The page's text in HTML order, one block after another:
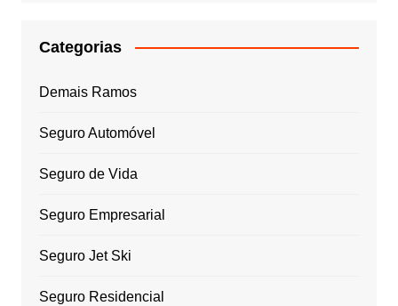
Categorias
Demais Ramos
Seguro Automóvel
Seguro de Vida
Seguro Empresarial
Seguro Jet Ski
Seguro Residencial